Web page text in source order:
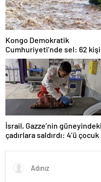
Kongo Demokratik
Cumhuriyeti’nde sel: 62 kişi
hayatını kaybetti
İsrail, Gazze’nin güneyindeki
çadırlara saldırdı: 4’ü çocuk